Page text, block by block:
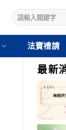
法寶禮請
最新